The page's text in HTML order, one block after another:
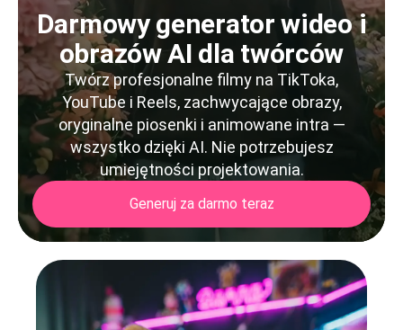
Darmowy generator wideo i
obrazów AI dla twórców
Twórz profesjonalne filmy na TikToka,
YouTube i Reels, zachwycające obrazy,
oryginalne piosenki i animowane intra —
wszystko dzięki AI. Nie potrzebujesz
umiejętności projektowania.
Generuj za darmo teraz